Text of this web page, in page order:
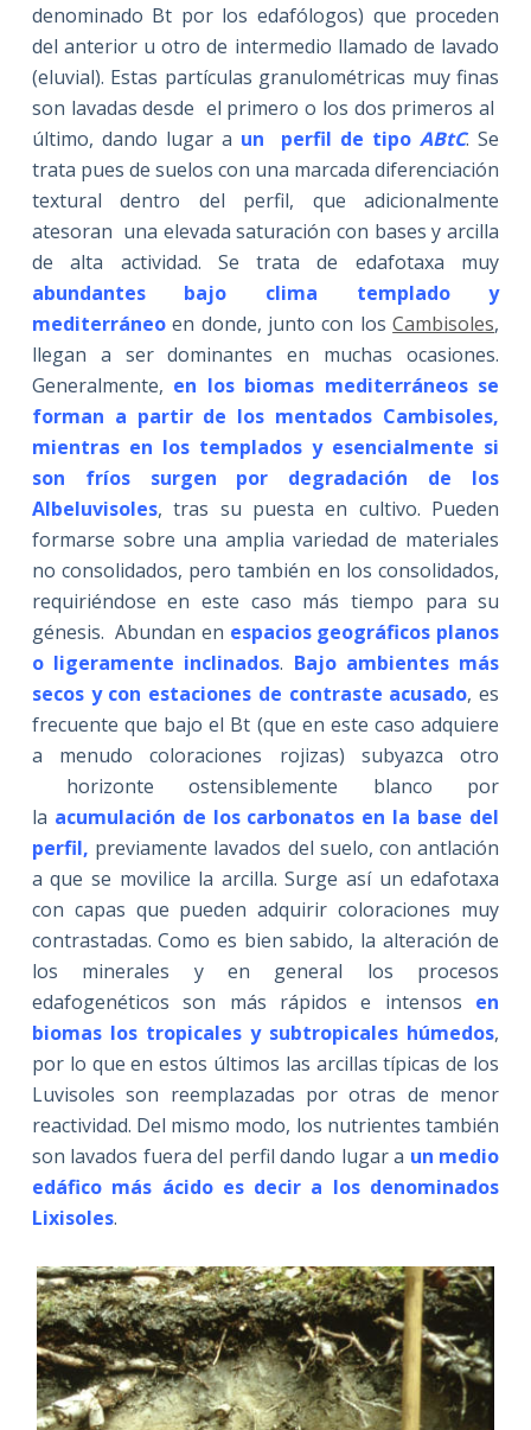
denominado Bt por los edafólogos) que proceden
del anterior u otro de intermedio llamado de lavado
(eluvial). Estas partículas granulométricas muy finas
son lavadas desde el primero o los dos primeros al
último, dando lugar a un perfil de tipoABtC. Se
trata pues de suelos con una marcada diferenciación
textural dentro del perfil, que adicionalmente
atesoran una elevada saturación con bases y arcilla
de alta actividad. Se trata de edafotaxa muy
abundantes bajo clima templado y
mediterráneoen donde, junto con losCambisoles,
llegan a ser dominantes en muchas ocasiones.
Generalmente, en los biomas mediterráneos se
forman a partir de los mentados Cambisoles,
mientras en los templados y esencialmente si
son fríos surgen por degradación de los
Albeluvisoles, tras su puesta en cultivo. Pueden
formarse sobre una amplia variedad de materiales
no consolidados, pero también en los consolidados,
requiriéndose en este caso más tiempo para su
génesis. Abundan en espacios geográficos planos
o ligeramente inclinados. Bajo ambientes más
secos y con estaciones de contraste acusado, es
frecuente que bajo el Bt (que en este caso adquiere
a menudo coloraciones rojizas) subyazca otro
horizonte ostensiblemente blanco por
la acumulación de los carbonatos en la base del
perfil, previamente lavados del suelo, con antlación
a que se movilice la arcilla. Surge así un edafotaxa
con capas que pueden adquirir coloraciones muy
contrastadas. Como es bien sabido, la alteración de
los minerales y en general los procesos
edafogenéticos son más rápidos e intensos en
biomas los tropicales y subtropicales húmedos,
por lo que en estos últimos las arcillas típicas de los
Luvisoles son reemplazadas por otras de menor
reactividad. Del mismo modo, los nutrientes también
son lavados fuera del perfil dando lugar a un medio
edáfico más ácido es decir a los denominados
Lixisoles.